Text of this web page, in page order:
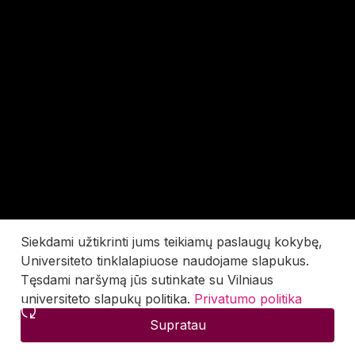
Siekdami užtikrinti jums teikiamų paslaugų kokybę,
Universiteto tinklalapiuose naudojame slapukus.
Tęsdami naršymą jūs sutinkate su Vilniaus
universiteto slapukų politika. Privatumo politika
Supratau